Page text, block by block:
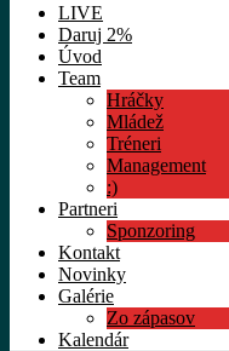
LIVE
Daruj 2%
Úvod
Team
Hráčky
Mládež
Tréneri
Management
:)
Partneri
Sponzoring
Kontakt
Novinky
Galérie
Zo zápasov
Kalendár